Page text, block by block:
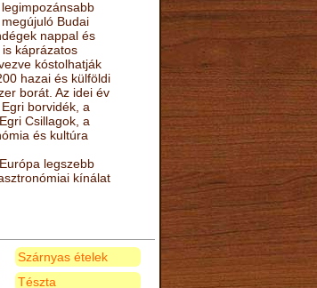
Budai
nappal és
káprázatos
kóstolhatják
hazai és külföldi
borát. Az idei év
borvidék, a
Csillagok, a
és kultúra
legszebb
kínálat
Szárnyas ételek
Tészta